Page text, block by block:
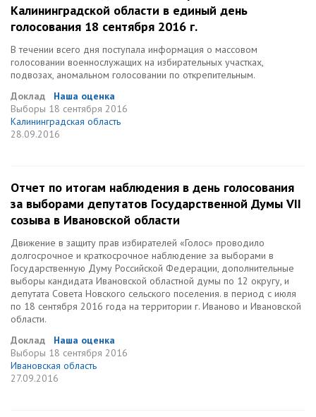
Калининградской области в единый день
голосования 18 сентября 2016 г.
В течении всего дня поступала информация о массовом
голосовании военнослужащих на избирательных участках,
подвозах, аномальном голосовании по открепительным.
Доклад
Наша оценка
Выборы 18 сентября 2016
Калининградская область
28.09.2016
Отчет по итогам наблюдения в день голосования
за выборами депутатов Государственной Думы VII
созыва в Ивановской области
Движение в защиту прав избирателей «Голос» проводило
долгосрочное и краткосрочное наблюдение за выборами в
Государственную Думу Российской Федерации, дополнительные
выборы кандидата Ивановской областной думы по 12 округу, и
депутата Совета Новского сельского поселения. в период с июля
по 18 сентября 2016 года на территории г. Иваново и Ивановской
области.
Доклад
Наша оценка
Выборы 18 сентября 2016
Ивановская область
27.09.2016